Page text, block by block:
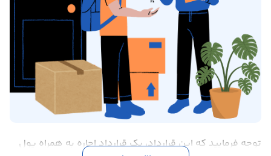
توجه فرمایید که این قرارداد، یک قرارداد اجاره به همراه پولِ